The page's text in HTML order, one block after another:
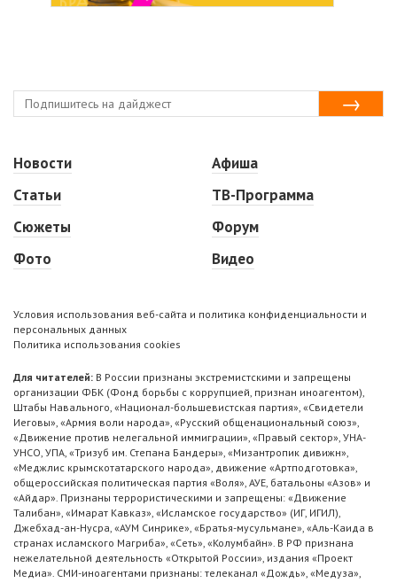
Новости
Статьи
Сюжеты
Фото
Афиша
ТВ-Программа
Форум
Видео
Условия использования веб-сайта и политика конфиденциальности и
персональных данных
Политика использования cookies
Для читателей: В России признаны экстремистскими и запрещены
организации ФБК (Фонд борьбы с коррупцией, признан иноагентом),
Штабы Навального, «Национал-большевистская партия», «Свидетели
Иеговы», «Армия воли народа», «Русский общенациональный союз»,
«Движение против нелегальной иммиграции», «Правый сектор», УНА-
УНСО, УПА, «Тризуб им. Степана Бандеры», «Мизантропик дивижн»,
«Меджлис крымскотатарского народа», движение «Артподготовка»,
общероссийская политическая партия «Воля», АУЕ, батальоны «Азов» и
«Айдар». Признаны террористическими и запрещены: «Движение
Талибан», «Имарат Кавказ», «Исламское государство» (ИГ, ИГИЛ),
Джебхад-ан-Нусра, «АУМ Синрике», «Братья-мусульмане», «Аль-Каида в
странах исламского Магриба», «Сеть», «Колумбайн». В РФ признана
нежелательной деятельность «Открытой России», издания «Проект
Медиа». СМИ-иноагентами признаны: телеканал «Дождь», «Медуза»,